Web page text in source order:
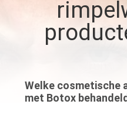
CONTACT
Welke cosmetische
met Botox